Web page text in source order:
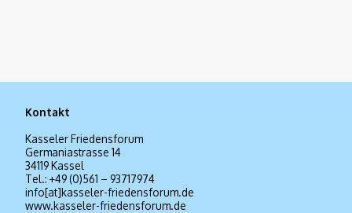
Kontakt
Kasseler Friedensforum
Germaniastrasse 14
34119 Kassel
Tel.: +49 (0)561 – 93717974
info[at]kasseler-friedensforum.de
www.kasseler-friedensforum.de